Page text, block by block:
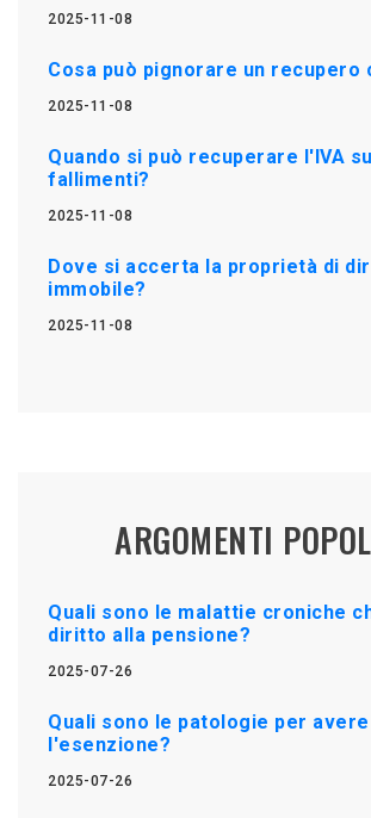
2025-11-08
Cosa può pignorare un recupero
2025-11-08
Quando si può recuperare l'IVA
fallimenti?
2025-11-08
Dove si accerta la proprietà di
immobile?
2025-11-08
ARGOMENTI
Quali sono le malattie croniche
diritto alla pensione?
2025-07-26
Quali sono le patologie per avere
l'esenzione?
2025-07-26